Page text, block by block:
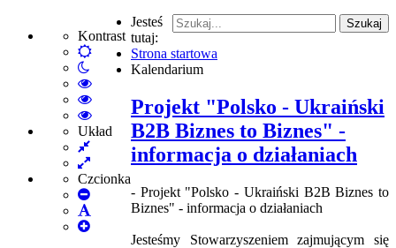
Kontrast
Default
mode
Włącz
tryb
nocny
High
Contrast
Black
White
High
Contrast
Black
High
Contrast
mode
Układ
Fixed
layout
Wide
layout
Czcionka
Set
Smaller
Font
Set
Szukaj
Jesteś
tutaj:
Strona startowa
Kalendarium
Projekt "Polsko - Ukraiński
B2B Biznes to Biznes" -
informacja o działaniach
- Projekt "Polsko - Ukraiński B2B Biznes to
Biznes" - informacja o działaniach
Jesteśmy Stowarzyszeniem zajmującym się